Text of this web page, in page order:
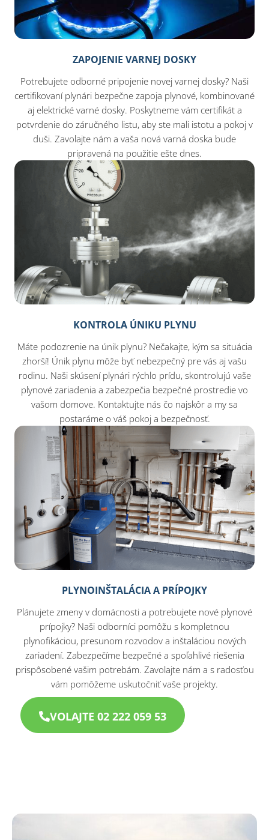
ZAPOJENIE VARNEJ DOSKY
Potrebujete odborné pripojenie novej varnej dosky? Naši
certifikovaní plynári bezpečne zapoja plynové, kombinované
aj elektrické varné dosky. Poskytneme vám certifikát a
potvrdenie do záručného listu, aby ste mali istotu a pokoj v
duši. Zavolajte nám a vaša nová varná doska bude
pripravená na použitie ešte dnes.
KONTROLA ÚNIKU PLYNU
Máte podozrenie na únik plynu? Nečakajte, kým sa situácia
zhorší! Únik plynu môže byť nebezpečný pre vás aj vašu
rodinu. Naši skúsení plynári rýchlo prídu, skontrolujú vaše
plynové zariadenia a zabezpečia bezpečné prostredie vo
vašom domove. Kontaktujte nás čo najskôr a my sa
postaráme o váš pokoj a bezpečnosť.
PLYNOINŠTALÁCIA A PRÍPOJKY
Plánujete zmeny v domácnosti a potrebujete nové plynové
prípojky? Naši odborníci pomôžu s kompletnou
plynofikáciou, presunom rozvodov a inštaláciou nových
zariadení. Zabezpečíme bezpečné a spoľahlivé riešenia
prispôsobené vašim potrebám. Zavolajte nám a s radosťou
vám pomôžeme uskutočniť vaše projekty.
VOLAJTE 02 222 059 53